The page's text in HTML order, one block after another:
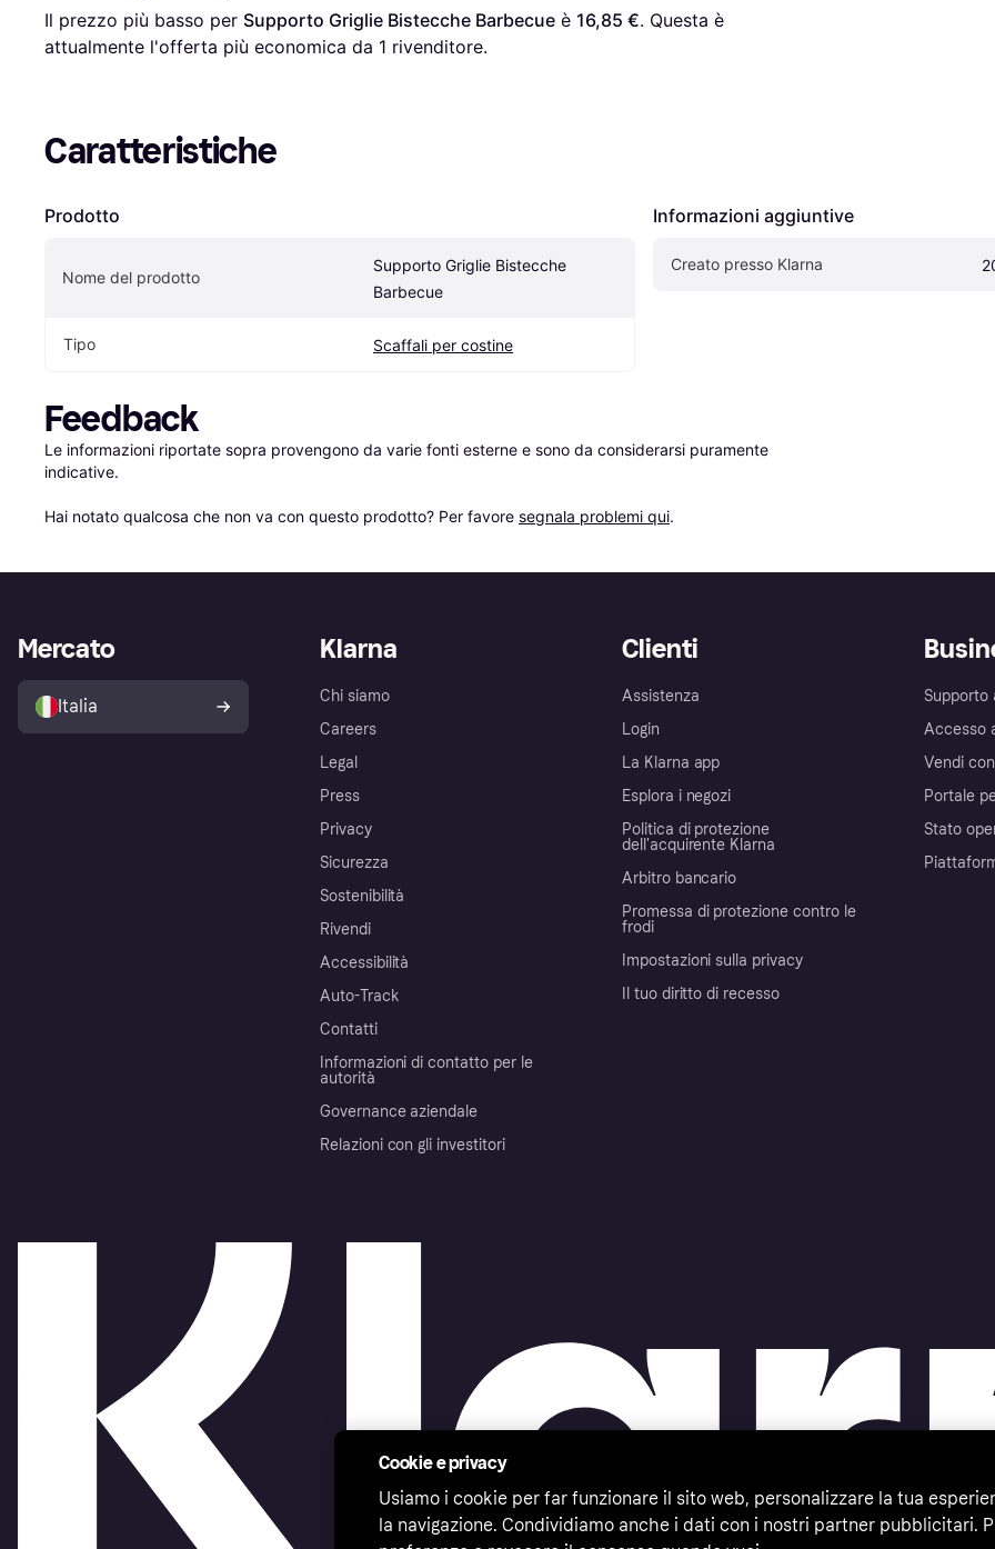
Il prezzo più basso per Supporto Griglie Bistecche Barbecue è 16,85 €. Questa è
attualmente l'offerta più economica da 1 rivenditore.
Caratteristiche
Prodotto
Nome del prodotto
Supporto Griglie Bistecche
Barbecue
Tipo Scaffali per costine
Informazioni aggiuntive
Creato presso Klarna
Feedback
Le informazioni riportate sopra provengono da varie fonti esterne e sono da considerarsi puramente
indicative.
Hai notato qualcosa che non va con questo prodotto? Per favore segnala problemi qui.
Klarna
Chi siamo
Careers
Legal
Press
Privacy
Sicurezza
Sostenibilità
Rivendi
Accessibilità
Auto-Track
Contatti
Informazioni di contatto per le
autorità
Governance aziendale
Relazioni con gli investitori
Clienti
Assistenza
Login
La Klarna app
Esplora i negozi
Politica di protezione
dell'acquirente Klarna
Arbitro bancario
Promessa di protezione contro le
frodi
Impostazioni sulla privacy
Il tuo diritto di recesso
Supporto
Accesso
Vendi
Portale
Stato
Mercato
Italia
Cookie e privacy
Usiamo i cookie per far funzionare il sito web, personalizzare la tua
la navigazione. Condividiamo anche i dati con i nostri partner pubblicitari.